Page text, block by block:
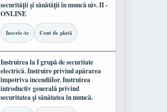
securității și sănătății în muncă niv. II -
ONLINE
Inscrie-te Cont de plată
Instruirea la I grupă de securitate
electrică. Instruire privind apărarea
împotriva incendiilor. Instruirea
introductiv generală privind
securitatea și sănătatea în muncă.